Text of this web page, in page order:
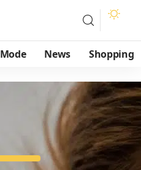
Mode News Shopping